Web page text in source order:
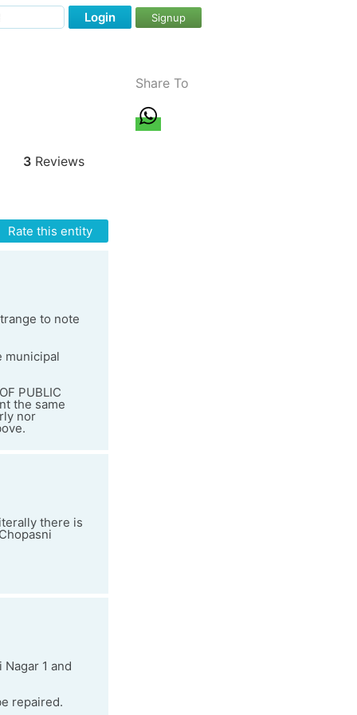
Login Signup
3Reviews
Rate this entity
to note
municipal
PUBLIC
the same
nor
there is
1 and
repaired.
Share To